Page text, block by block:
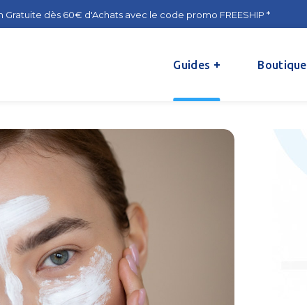
Gratuite dès 60€ d'Achats avec le code promo FREESHIP *
Guides Boutique